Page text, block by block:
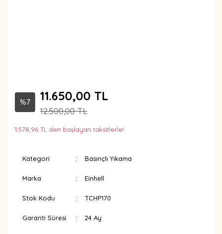
%7 11.650,00 TL
12.500,00 TL
1.578,96 TL den başlayan taksitlerle!
Kategori Basınçlı Yıkama
Marka Einhell
Stok Kodu TCHP170
Garanti Süresi 24 Ay